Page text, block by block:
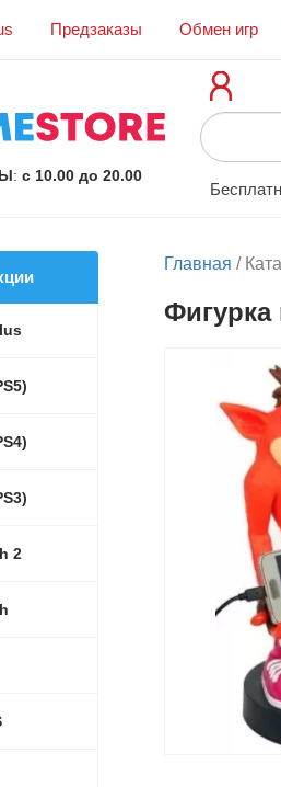
Предзаказы Обмен игр
: с 10.00 до 20.00
Главная /
Фигурка
2